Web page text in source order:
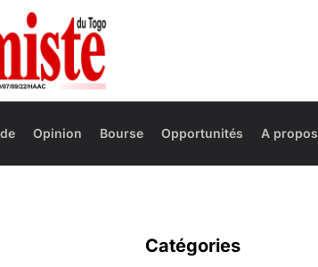
Opinion Bourse Opportunités A propos
Catégories